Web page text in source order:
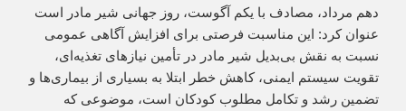
دهم مرداد، مصادف با یکم آگوست، روز جهانی شیر مادر است
عنوان کرد: این مناسبت فرصتی برای افزایش آگاهی عمومی
نسبت به نقش بی‌بدیل شیر مادر در تأمین نیازهای تغذیه‌ای،
تقویت سیستم ایمنی، کاهش خطر ابتلا به بسیاری از بیماری‌ها و
تضمین رشد و تکامل مطلوب کودکان است، موضوعی که